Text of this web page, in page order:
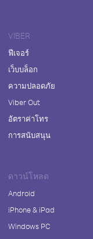
VIBER
ฟีเจอร์
เว็บบล็อก
ความปลอดภัย
Viber Out
อัตราค่าโทร
การสนับสนุน
ดาวน์โหลด
Android
iPhone & iPad
Windows PC